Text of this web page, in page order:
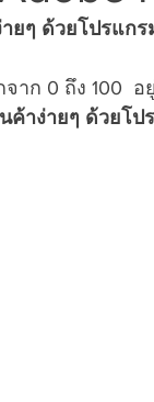
ๆ ด้วยโปรแกร
ก 0 ถึง 100  อ
ค้าง่ายๆ ด้วยโป